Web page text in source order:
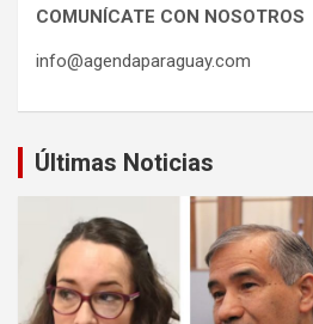
COMUNÍCATE CON NOSOTROS
info@agendaparaguay.com
Últimas Noticias